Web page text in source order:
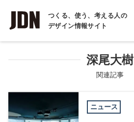
つくる、使う、考える人の
デザイン情報サイト
INTERVIEW
インタビュー
COLUMN
コラム
深尾大樹
関連記事
ニュース